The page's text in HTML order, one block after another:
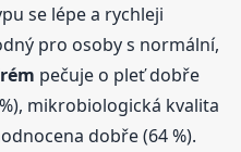
se lépe a rychleji
pro osoby s normální,
pečuje o pleť dobře
mikrobiologická kvalita
dobře (64 %).